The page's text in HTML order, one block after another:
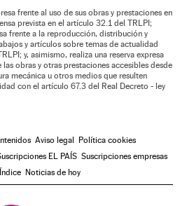
frente al uso de sus obras y prestaciones en
prevista en el artículo 32.1 del TRLPI;
frente a la reproducción, distribución y
y artículos sobre temas de actualidad
y, asimismo, realiza una reserva expresa
obras y otras prestaciones accesibles desde
mecánica u otros medios que resulten
con el artículo 67.3 del Real Decreto - ley
Aviso legal
Política cookies
EL PAÍS Suscripciones empresas
Índice Noticias de hoy